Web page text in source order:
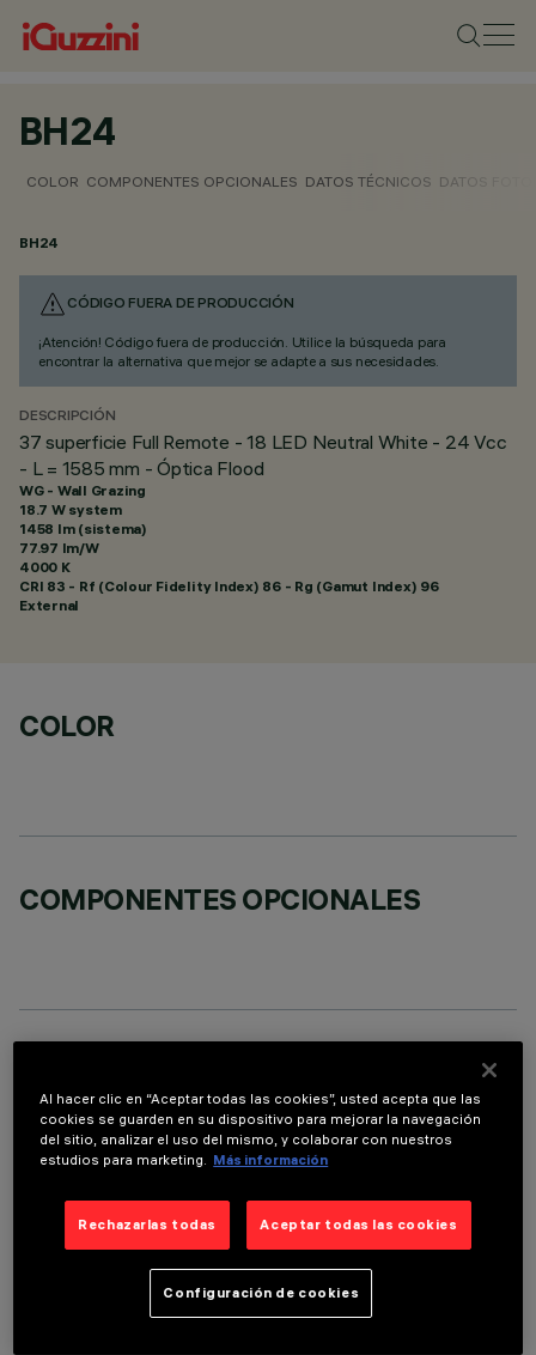
BH24
COLOR COMPONENTES OPCIONALES DATOS TÉCNICOS DATOS
BH24
CÓDIGO FUERA DE PRODUCCIÓN
¡Atención! Código fuera de producción. Utilice la búsqueda para
encontrar la alternativa que mejor se adapte a sus necesidades.
DESCRIPCIÓN
37 superficie Full Remote - 18 LED Neutral White - 24 Vcc
- L = 1585 mm - Óptica Flood
WG - Wall Grazing
18.7 W system
1458 lm (sistema)
77.97 lm/W
4000 K
CRI 83 - Rf (Colour Fidelity Index) 86 - Rg (Gamut Index) 96
External
COLOR
COMPONENTES OPCIONALES
ÚLTIMA ACTUALIZACIÓN: 03/08/2026
DESCRIPCIÓN
LED monocromáticas. Instalación en superficie y en pared.
Compuesto por el cuerpo y los soportes de instalación (el
pedido se ha de realizar por separado). Cuerpo de aluminio
extruido con extremos de zamak fundidos a presión que
Al hacer clic en “Aceptar todas las cookies”, usted acepta que las
cookies se guarden en su dispositivo para mejorar la navegación
del sitio, analizar el uso del mismo, y colaborar con nuestros
estudios para marketing. Más información
Rechazarlas todas Aceptar todas las cookies
Configuración de cookies